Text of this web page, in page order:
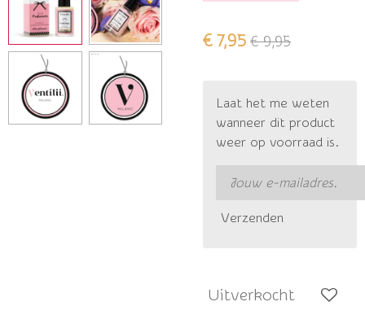
€ 7,95 € 9,95
Laat het me weten
wanneer dit product
weer op voorraad is.
Verzenden
Uitverkocht